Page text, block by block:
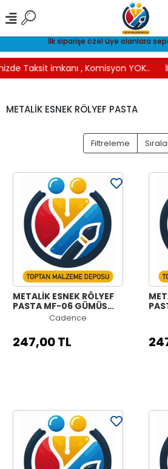
İlk siparişe özel üye olanlara
Taksit imkanı , Komisyon YOK..
METALİK ESNEK RÖLYEF PASTA
Filtreleme
METALİK ESNEK RÖLYEF
PASTA MF-06 GÜMÜŞ
Cadence
247,00 TL